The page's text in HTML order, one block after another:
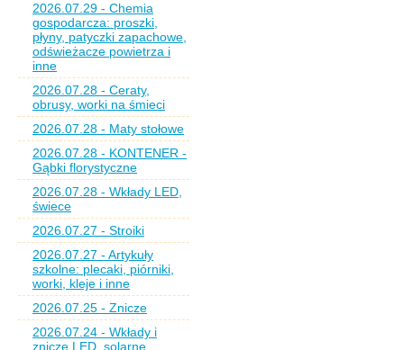
2026.07.29 - Chemia
gospodarcza: proszki,
płyny, patyczki zapachowe,
odświeżacze powietrza i
inne
2026.07.28 - Ceraty,
obrusy, worki na śmieci
2026.07.28 - Maty stołowe
2026.07.28 - KONTENER -
Gąbki florystyczne
2026.07.28 - Wkłady LED,
świece
2026.07.27 - Stroiki
2026.07.27 - Artykuły
szkolne: plecaki, piórniki,
worki, kleje i inne
2026.07.25 - Znicze
2026.07.24 - Wkłady i
znicze LED, solarne